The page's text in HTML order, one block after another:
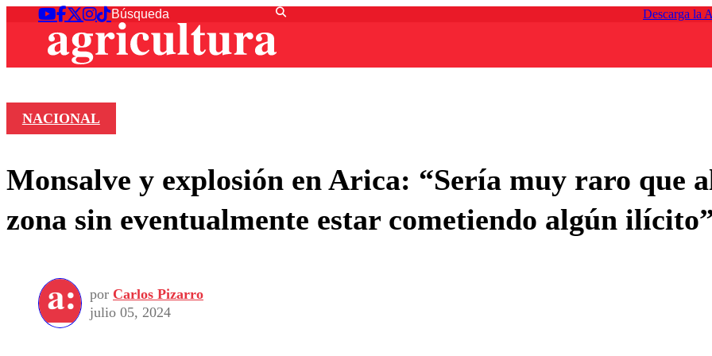
Descarga la
NACIONAL
Monsalve y explosión en Arica: “Sería muy raro que
zona sin eventualmente estar cometiendo algún
por Carlos Pizarro
julio 05, 2024